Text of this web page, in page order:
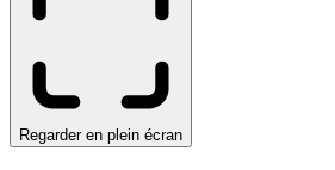
Regarder en plein écran